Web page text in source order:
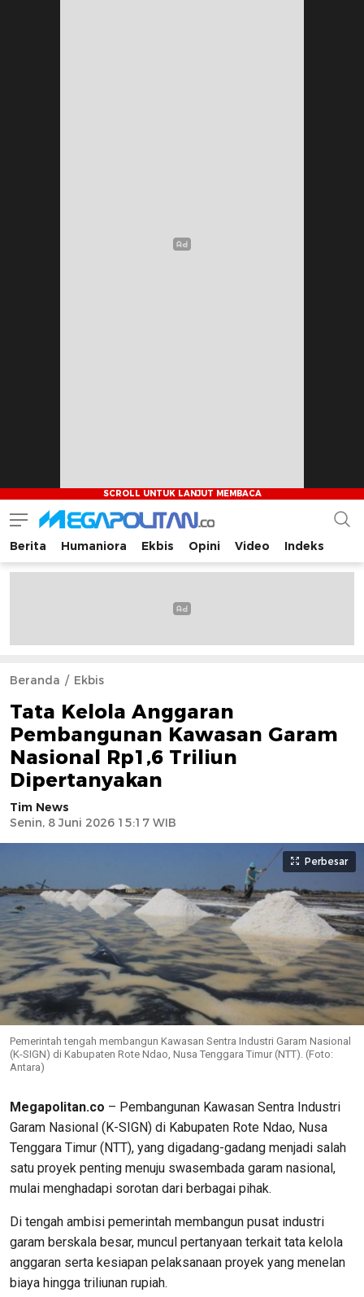
Megapolitan.co
Menyajikan berita-berita fakta bagi pembaca
Berita Humaniora Ekbis Opini Video Indeks
Beranda Ekbis
Tata Kelola Anggaran
Pembangunan Kawasan Garam
Nasional Rp1,6 Triliun
Dipertanyakan
Tim News
Senin, 8 Juni 2026 15:17 WIB
Perbesar
Pemerintah tengah membangun Kawasan Sentra Industri Garam Nasional
(K-SIGN) di Kabupaten Rote Ndao, Nusa Tenggara Timur (NTT). (Foto:
Antara)
Megapolitan.co – Pembangunan Kawasan Sentra Industri
Garam Nasional (K-SIGN) di Kabupaten Rote Ndao, Nusa
Tenggara Timur (NTT), yang digadang-gadang menjadi salah
satu proyek penting menuju swasembada garam nasional,
mulai menghadapi sorotan dari berbagai pihak.
Di tengah ambisi pemerintah membangun pusat industri
garam berskala besar, muncul pertanyaan terkait tata kelola
anggaran serta kesiapan pelaksanaan proyek yang menelan
biaya hingga triliunan rupiah.